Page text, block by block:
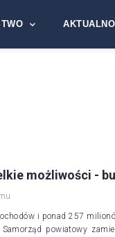
możliwości -
i ponad 257
powiatowy